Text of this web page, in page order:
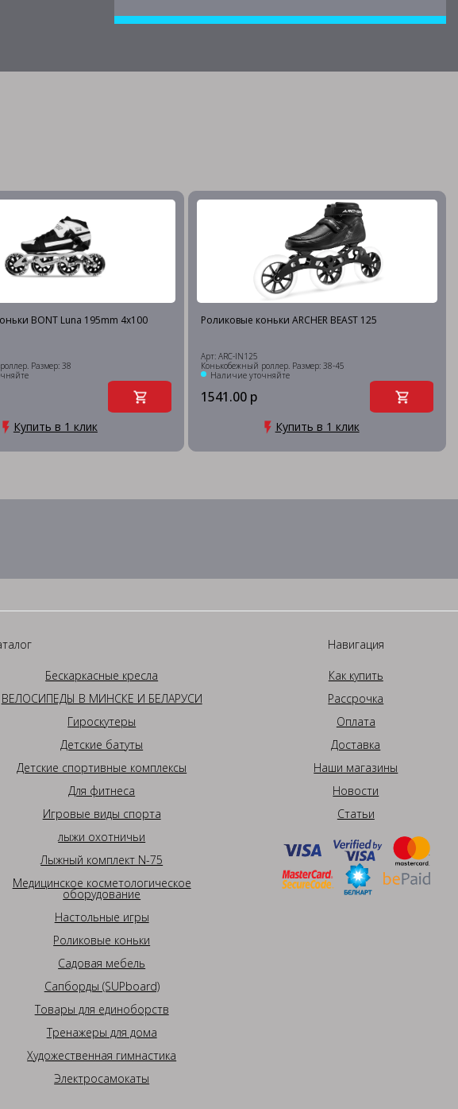
BONT Luna 195mm 4х100
Размер: 38
Купить в 1 клик
Роликовые коньки ARCHER BEAST 125
Арт: ARC-IN125
Конькобежный роллер. Размер: 38-45
Наличие уточняйте
1541.00 р
Купить в 1 клик
Бескаркасные кресла
ВЕЛОСИПЕДЫ В МИНСКЕ И БЕЛАРУСИ
Гироскутеры
Детские батуты
Детские спортивные комплексы
Для фитнеса
Игровые виды спорта
лыжи охотничьи
Лыжный комплект N-75
Медицинское косметологическое
оборудование
Настольные игры
Роликовые коньки
Садовая мебель
Сапборды (SUPboard)
Товары для единоборств
Тренажеры для дома
Художественная гимнастика
Электросамокаты
Навигация
Как купить
Рассрочка
Оплата
Доставка
Наши магазины
Новости
Статьи